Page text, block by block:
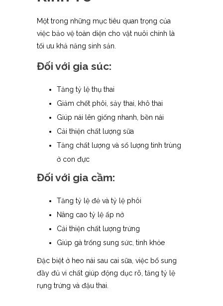
Một trong những mục tiêu quan trọng của
việc bảo vệ toàn diện cho vật nuôi chính là
tối ưu khả năng sinh sản.
Đối với gia súc:
Tăng tỷ lệ thụ thai
Giảm chết phôi, sảy thai, khô thai
Giúp nái lên giống nhanh, bền nái
Cải thiện chất lượng sữa
Tăng chất lượng và số lượng tinh trùng
ở con đực
Đối với gia cầm:
Tăng tỷ lệ đẻ và tỷ lệ phôi
Nâng cao tỷ lệ ấp nở
Cải thiện chất lượng trứng
Giúp gà trống sung sức, tinh khỏe
Đặc biệt ở heo nái sau cai sữa, việc bổ sung
đầy đủ vi chất giúp động dục rõ, tăng tỷ lệ
rụng trứng và đậu thai.